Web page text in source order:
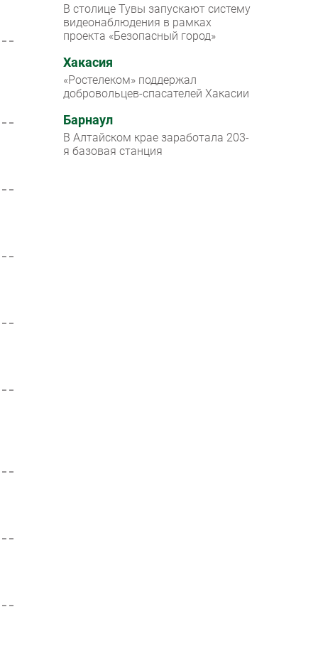
В столице Тувы запускают систему
видеонаблюдения в рамках
проекта «Безопасный город»
Хакасия
«Ростелеком» поддержал
добровольцев-спасателей Хакасии
Барнаул
В Алтайском крае заработала 203-
я базовая станция